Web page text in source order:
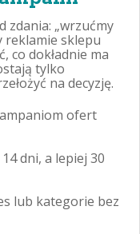
zdania: „wrzućmy
reklamie sklepu
co dokładnie ma
tylko
na decyzję.
ofert
dni, a lepiej 30
lub kategorie bez